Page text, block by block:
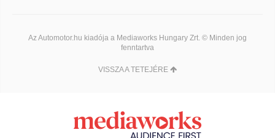
Az Automotor.hu kiadója a Mediaworks Hungary Zrt. © Minden jog
fenntartva
VISSZA A TETEJÉRE